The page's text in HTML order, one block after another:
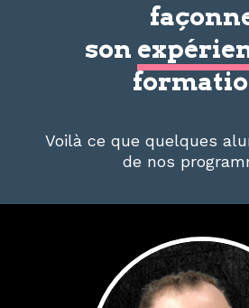
son
Voilà ce que quelques
de nos